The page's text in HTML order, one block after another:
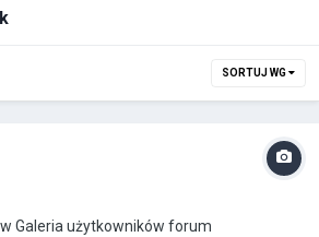
SORTUJ WG
Galeria użytkowników forum